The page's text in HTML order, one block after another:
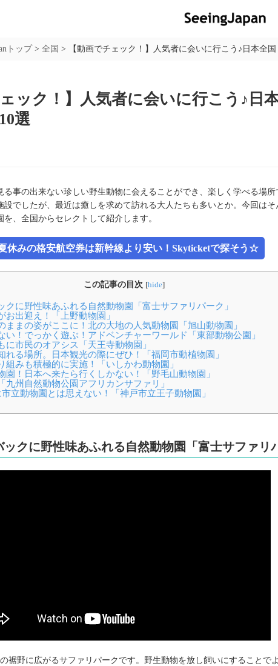
トップ> 全国 > 【動画でチェック！】人気者に会いに行こう♪日本全
ェック！】人気者に会いに行こう♪日
選
る事の出来ない珍しい野生動物に会えることができ、楽しく学べる場所
設でしたが、最近は癒しを求めて訪れる大人たちも多いとか。今回はそ
、全国からセレクトして紹介します。
休みの格安航空券は新幹線より安い！Skyticketで探そう☆
この記事の目次 [hide]
クに野性味あふれる自然動物園「富士サファリパーク」
お出迎え！「上野動物園」
ままの姿がここに！北の大地の人気動物園「旭山動物園」
い！でっかく遊ぶ！アドベンチャーワールド「東部動物公園」
に市民のオアシス「天王寺動物園」
れる場所。日本観光の際にぜひ！「福岡市動植物園」
組みも積極的に実施！「いしかわ動物園」
園！日本へ来たら行くしかない！「野毛山動物園」
九州自然動物公園アフリカンサファリ」
立動物園とは思えない！「神戸市立王子動物園」
クに野性味あふれる自然動物園「富士サファリ
裾野に広がるサファリパークです。野生動物を放し飼いにすることで